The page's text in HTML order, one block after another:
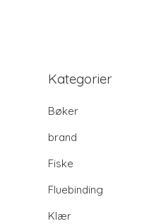
Kategorier
Bøker
brand
Fiske
Fluebinding
Klær